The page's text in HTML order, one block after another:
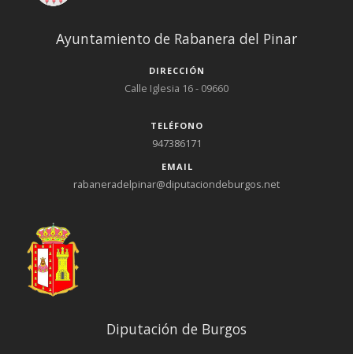
Ayuntamiento de Rabanera del Pinar
DIRECCIÓN
Calle Iglesia 16 - 09660
TELÉFONO
947386171
EMAIL
rabaneradelpinar@diputaciondeburgos.net
Diputación de Burgos